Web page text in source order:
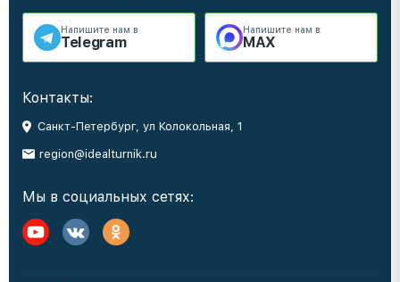
Напишите нам в
Telegram
Напишите нам в
MAX
Контакты:
Санкт-Петербург, ул Колокольная, 1
region@idealturnik.ru
Мы в социальных сетях: